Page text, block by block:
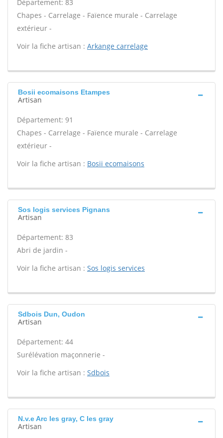
Département: 83
Chapes - Carrelage - Faïence murale - Carrelage
extérieur -
Voir la fiche artisan : Arkange carrelage
Bosii ecomaisons Etampes
Artisan
Département: 91
Chapes - Carrelage - Faïence murale - Carrelage
extérieur -
Voir la fiche artisan : Bosii ecomaisons
Sos logis services Pignans
Artisan
Département: 83
Abri de jardin -
Voir la fiche artisan : Sos logis services
Sdbois Dun, Oudon
Artisan
Département: 44
Surélévation maçonnerie -
Voir la fiche artisan : Sdbois
N.v.e Arc les gray, C les gray
Artisan